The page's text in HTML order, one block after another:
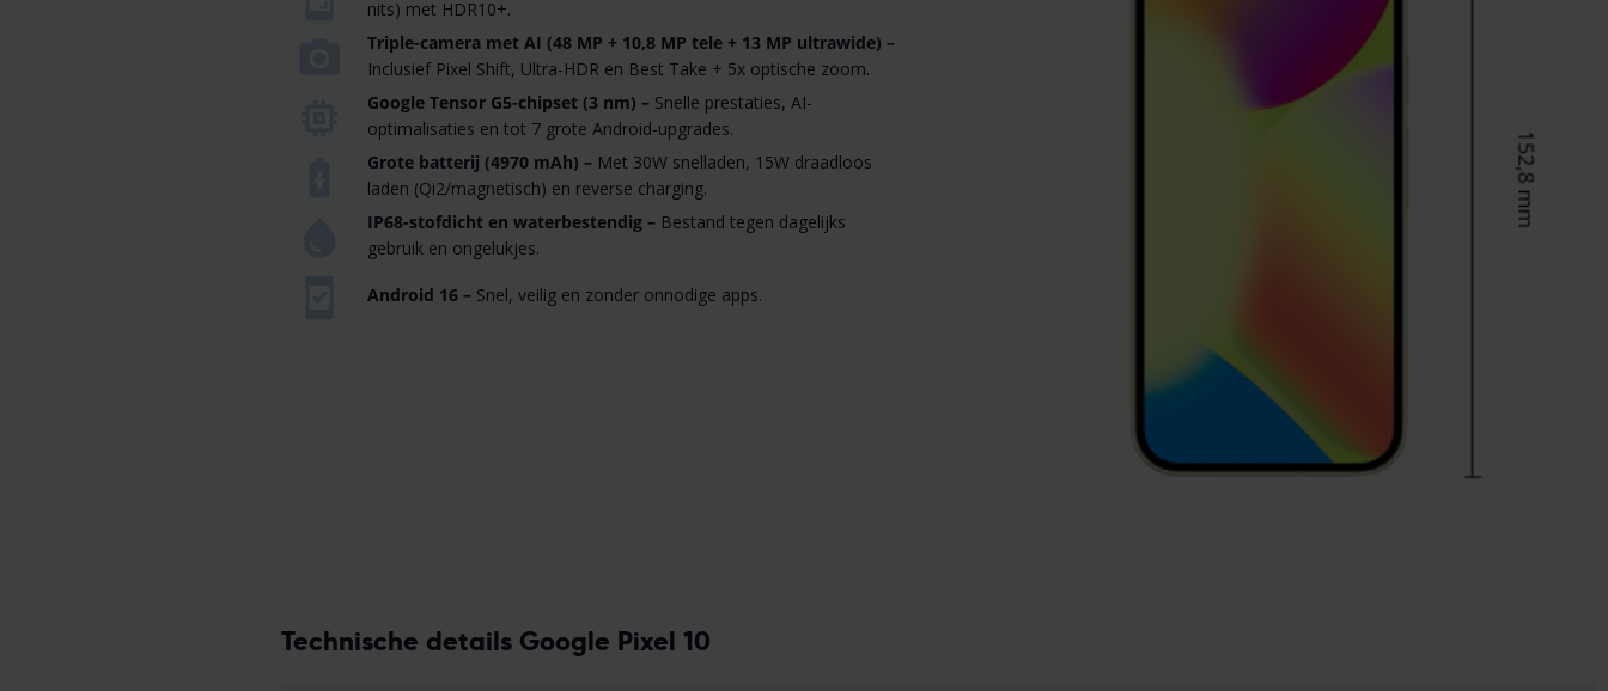
nits) met HDR10+.
Triple-camera met AI (48 MP + 10,8 MP tele + 13 MP ultrawide) –
Inclusief Pixel Shift, Ultra-HDR en Best Take + 5x optische zoom.
Google Tensor G5-chipset (3 nm) – Snelle prestaties, AI-
optimalisaties en tot 7 grote Android-upgrades.
Grote batterij (4970 mAh) – Met 30W snelladen, 15W draadloos
laden (Qi2/magnetisch) en reverse charging.
IP68-stofdicht en waterbestendig – Bestand tegen dagelijks
gebruik en ongelukjes.
Android 16 – Snel, veilig en zonder onnodige apps.
Technische details Google Pixel 10